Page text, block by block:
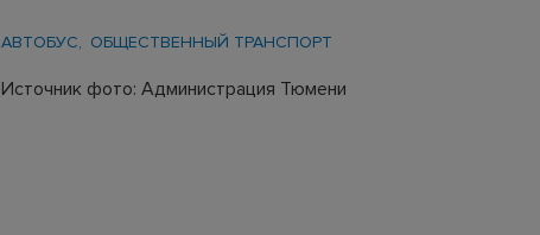
АВТОБУС
ОБЩЕСТВЕННЫЙ ТРАНСПОРТ
Источник фото: Администрация Тюмени